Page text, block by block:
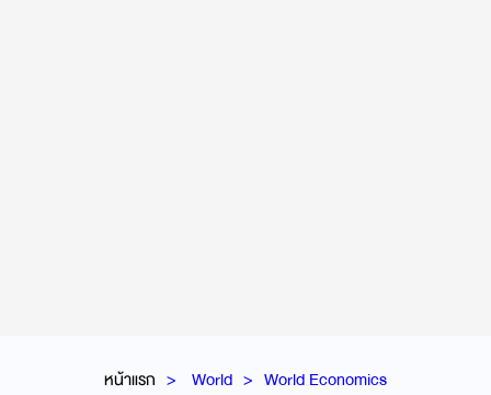
หน้าแรก World World Economics